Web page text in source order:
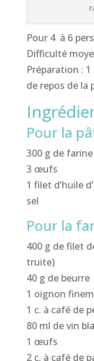
Pour 4 à 6
Difficulté
Préparation :
de repos de la
Pour la
300 g de farine
3 œufs
1 filet d’huile
sel
Pour la
400 g de filet
truite)
40 g de beurre
1 oignon
1 c. à café de
80 ml de vin
1 œufs
2 c. à café de